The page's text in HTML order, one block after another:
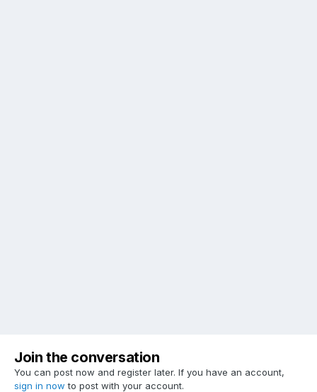
Join the conversation
You can post now and register later. If you have an account,
sign in now to post with your account.